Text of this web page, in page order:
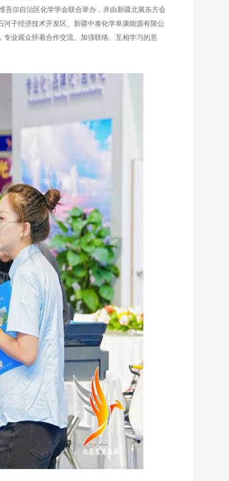
吾尔自治区化学学会联合举办，并由新疆北展东方会
河子经济技术开发区、新疆中泰化学阜康能源有限公
业观众怀着合作交流、加强联络、互相学习的意